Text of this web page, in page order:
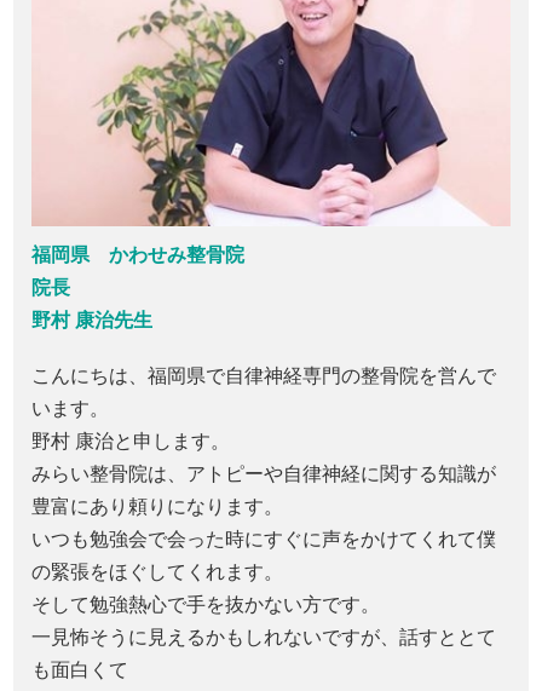
福岡県 かわせみ整骨院
院長
野村 康治先生
こんにちは、福岡県で自律神経専門の整骨院を営んで
います。
野村 康治と申します。
みらい整骨院は、アトピーや自律神経に関する知識が
豊富にあり頼りになります。
いつも勉強会で会った時にすぐに声をかけてくれて僕
の緊張をほぐしてくれます。
そして勉強熱心で手を抜かない方です。
一見怖そうに見えるかもしれないですが、話すととて
も面白くて